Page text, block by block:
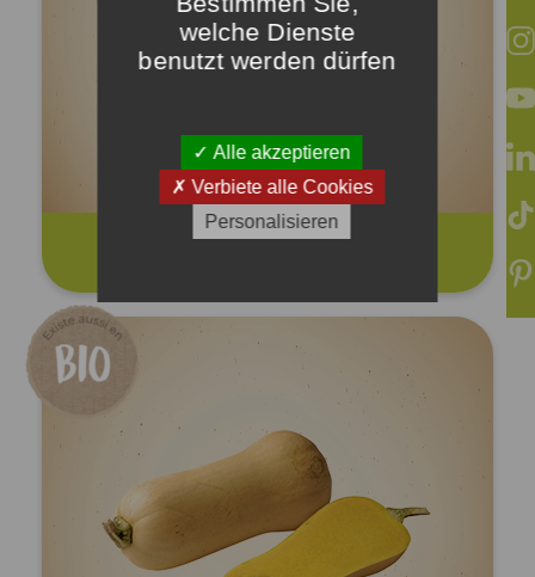
welche Dienste
benutzt werden dürfen
Alle akzeptieren
Verbiete alle Cookies
Personalisieren